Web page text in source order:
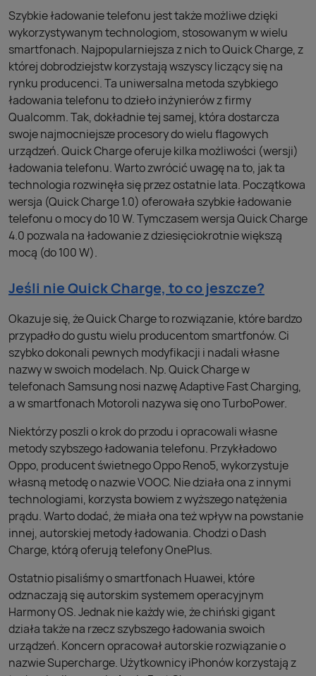
Szybkie ładowanie telefonu jest także możliwe dzięki
wykorzystywanym technologiom, stosowanym w wielu
smartfonach. Najpopularniejsza z nich to Quick Charge, z
której dobrodziejstw korzystają wszyscy liczący się na
rynku producenci. Ta uniwersalna metoda szybkiego
ładowania telefonu to dzieło inżynierów z firmy
Qualcomm. Tak, dokładnie tej samej, która dostarcza
swoje najmocniejsze procesory do wielu flagowych
urządzeń. Quick Charge oferuje kilka możliwości (wersji)
ładowania telefonu. Warto zwrócić uwagę na to, jak ta
technologia rozwinęła się przez ostatnie lata. Początkowa
wersja (Quick Charge 1.0) oferowała szybkie ładowanie
telefonu o mocy do 10 W. Tymczasem wersja Quick Charge
4.0 pozwala na ładowanie z dziesięciokrotnie większą
mocą (do 100 W).
Jeśli nie Quick Charge, to co jeszcze?
Okazuje się, że Quick Charge to rozwiązanie, które bardzo
przypadło do gustu wielu producentom smartfonów. Ci
szybko dokonali pewnych modyfikacji i nadali własne
nazwy w swoich modelach. Np. Quick Charge w
telefonach Samsung nosi nazwę Adaptive Fast Charging,
a w smartfonach Motoroli nazywa się ono TurboPower.
Niektórzy poszli o krok do przodu i opracowali własne
metody szybszego ładowania telefonu. Przykładowo
Oppo, producent świetnego Oppo Reno5, wykorzystuje
własną metodę o nazwie VOOC. Nie działa ona z innymi
technologiami, korzysta bowiem z wyższego natężenia
prądu. Warto dodać, że miała ona też wpływ na powstanie
innej, autorskiej metody ładowania. Chodzi o Dash
Charge, którą oferują telefony OnePlus.
Ostatnio pisaliśmy o smartfonach Huawei, które
odznaczają się autorskim systemem operacyjnym
Harmony OS. Jednak nie każdy wie, że chiński gigant
działa także na rzecz szybszego ładowania swoich
urządzeń. Koncern opracował autorskie rozwiązanie o
nazwie Supercharge. Użytkownicy iPhonów korzystają z